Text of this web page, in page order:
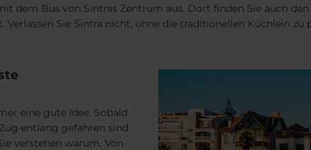
dem Bus von Sintras Zentrum aus. Dort finden Sie auch den
Sie Sintra nicht, ohne die traditionellen Küchlein zu
eine gute Idee. Sobald
entlang gefahren sind
verstehen warum. Von